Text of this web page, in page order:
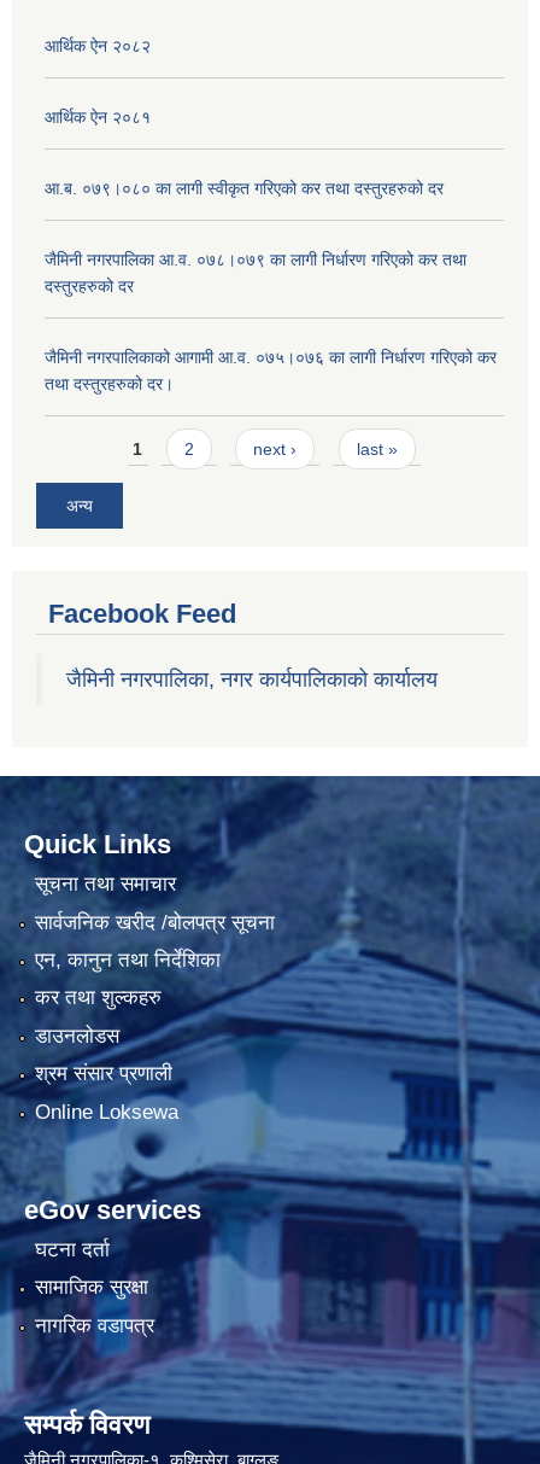
आर्थिक ऐन २०८२
आर्थिक ऐन २०८१
आ.ब. ०७९।०८० का लागी स्वीकृत गरिएको कर तथा दस्तुरहरुको दर
जैमिनी नगरपालिका आ.व. ०७८।०७९ का लागी निर्धारण गरिएको कर तथा
दस्तुरहरुको दर
जैमिनी नगरपालिकाको आगामी आ.व. ०७५।०७६ का लागी निर्धारण गरिएको कर
तथा दस्तुरहरुको दर।
Pages1 2 next › last »
अन्य
Facebook Feed
जैमिनी नगरपालिका, नगर कार्यपालिकाको कार्यालय
Quick Links
सूचना तथा समाचार
सार्वजनिक खरीद /बोलपत्र सूचना
एन, कानुन तथा निर्देशिका
कर तथा शुल्कहरु
डाउनलोडस
श्रम संसार प्रणाली
Online Loksewa
eGov services
घटना दर्ता
सामाजिक सुरक्षा
नागरिक वडापत्र
सम्पर्क विवरण
जैमिनी नगरपालिका-१, कुश्मिसेरा, बाग्लुङ